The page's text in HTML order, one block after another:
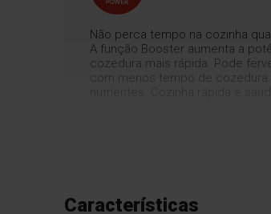
Não perca tempo na cozinha
A função Booster aumenta a
cozedura mais rápida. Pode
com menos tempo de cozedura
Características